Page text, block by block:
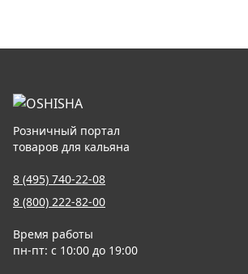
Розничный портал
товаров для кальяна
8 (495) 740-22-08
8 (800) 222-82-00
Время работы
пн-пт: с 10:00 до 19:00